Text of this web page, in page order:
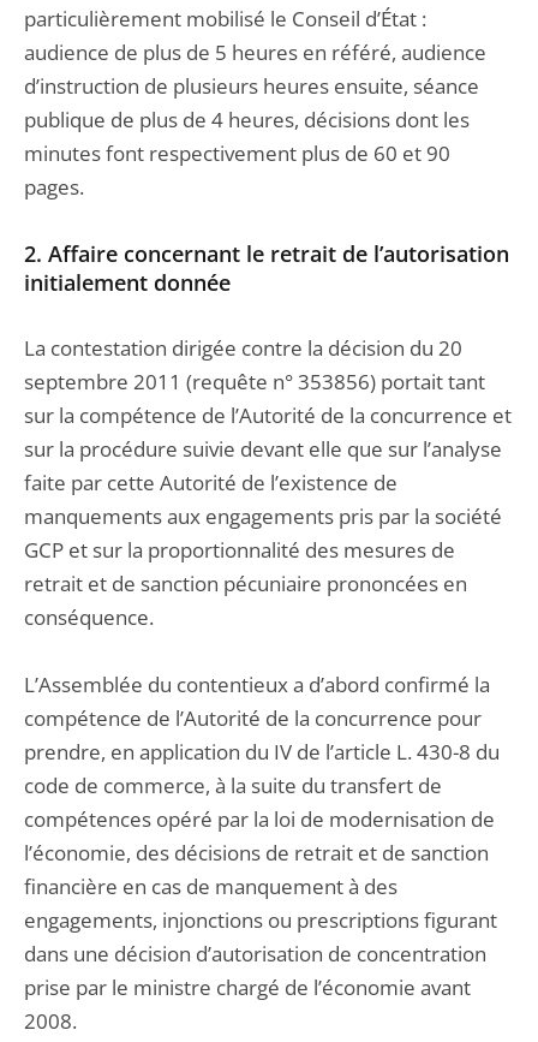
particulièrement mobilisé le Conseil d’État :
audience de plus de 5 heures en référé, audience
d’instruction de plusieurs heures ensuite, séance
publique de plus de 4 heures, décisions dont les
minutes font respectivement plus de 60 et 90
pages.
2. Affaire concernant le retrait de l’autorisation
initialement donnée
La contestation dirigée contre la décision du 20
septembre 2011 (requête n° 353856) portait tant
sur la compétence de l’Autorité de la concurrence et
sur la procédure suivie devant elle que sur l’analyse
faite par cette Autorité de l’existence de
manquements aux engagements pris par la société
GCP et sur la proportionnalité des mesures de
retrait et de sanction pécuniaire prononcées en
conséquence.
L’Assemblée du contentieux a d’abord confirmé la
compétence de l’Autorité de la concurrence pour
prendre, en application du IV de l’article L. 430-8 du
code de commerce, à la suite du transfert de
compétences opéré par la loi de modernisation de
l’économie, des décisions de retrait et de sanction
financière en cas de manquement à des
engagements, injonctions ou prescriptions figurant
dans une décision d’autorisation de concentration
prise par le ministre chargé de l’économie avant
2008.